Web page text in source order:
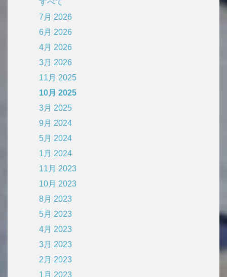
すべて
7月 2026
6月 2026
4月 2026
3月 2026
11月 2025
10月 2025
3月 2025
9月 2024
5月 2024
1月 2024
11月 2023
10月 2023
8月 2023
5月 2023
4月 2023
3月 2023
2月 2023
1月 2023